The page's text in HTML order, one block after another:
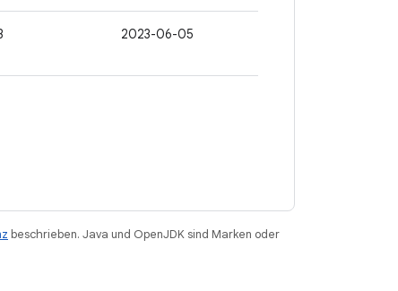
2023-06-05
beschrieben. Java und OpenJDK sind Marken oder